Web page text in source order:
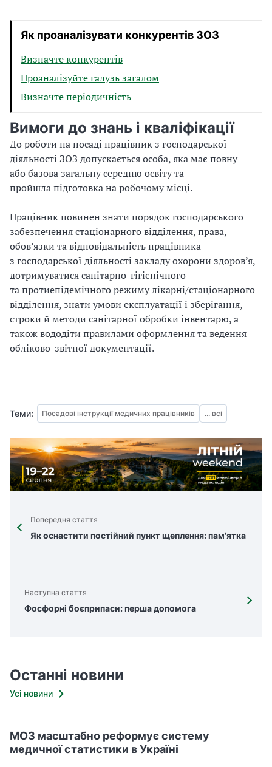
Як проаналізувати конкурентів ЗОЗ
Визначте конкурентів
Проаналізуйте галузь загалом
Визначте періодичність
Вимоги до знань і кваліфікації
До роботи на посаді працівник з господарської
діяльності ЗОЗ допускається особа, яка має повну
або базова загальну середню освіту та
пройшла підготовка на робочому місці.
Працівник повинен знати порядок господарського
забезпечення стаціонарного відділення, права,
обов’язки та відповідальність працівника
з господарської діяльності закладу охорони здоров’я,
дотримуватися санітарно-гігієнічного
та протиепідемічного режиму лікарні/стаціонарного
відділення, знати умови експлуатації і зберігання,
строки й методи санітарної обробки інвентарю, а
також вододіти правилами оформлення та ведення
обліково-звітної документації.
Теми: Посадові інструкції медичних працівників ... всі
Попередня стаття
Як оснастити постійний пункт щеплення: пам'ятка
Наступна стаття
Фосфорні боєприпаси: перша допомога
Останні новини
Усі новини
МОЗ масштабно реформує систему
медичної статистики в Україні